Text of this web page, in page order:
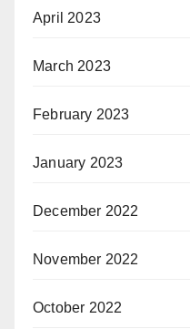
April 2023
March 2023
February 2023
January 2023
December 2022
November 2022
October 2022